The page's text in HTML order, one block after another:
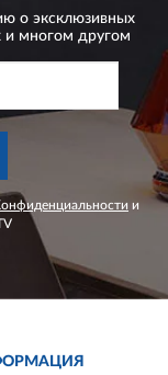
о эксклюзивных
и многом другом
и